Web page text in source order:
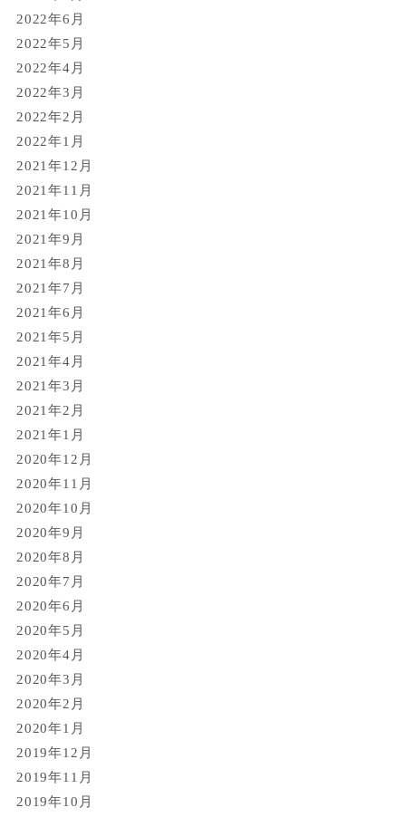
2022年6月
2022年5月
2022年4月
2022年3月
2022年2月
2022年1月
2021年12月
2021年11月
2021年10月
2021年9月
2021年8月
2021年7月
2021年6月
2021年5月
2021年4月
2021年3月
2021年2月
2021年1月
2020年12月
2020年11月
2020年10月
2020年9月
2020年8月
2020年7月
2020年6月
2020年5月
2020年4月
2020年3月
2020年2月
2020年1月
2019年12月
2019年11月
2019年10月